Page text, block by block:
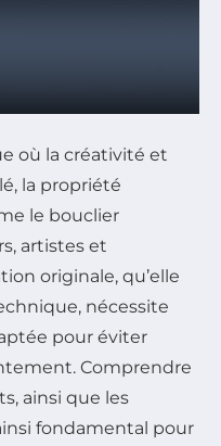
où la créativité et
la propriété
le bouclier
artistes et
originale, qu’elle
nécessite
pour éviter
Comprendre
ainsi que les
fondamental pour